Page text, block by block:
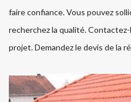
faire confiance. Vous pouvez
recherchez la qualité.
projet. Demandez le devis de la